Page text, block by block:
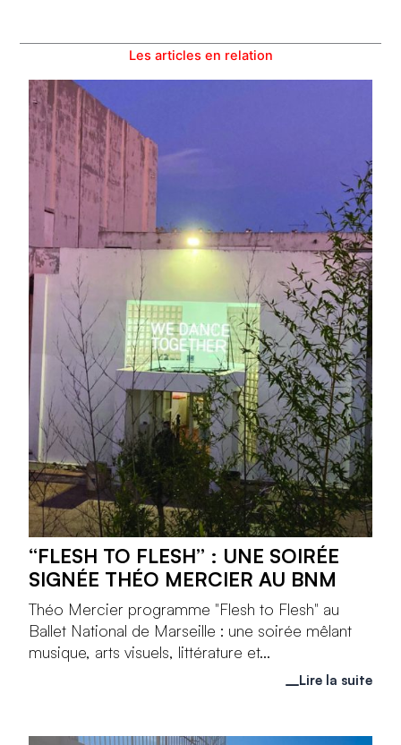
Les articles en relation
“FLESH TO FLESH” : UNE SOIRÉE
SIGNÉE THÉO MERCIER AU BNM
Théo Mercier programme "Flesh to Flesh" au
Ballet National de Marseille : une soirée mêlant
musique, arts visuels, littérature et...
Lire la suite